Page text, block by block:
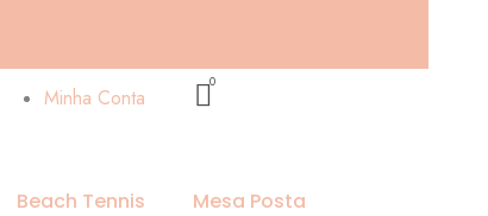
Minha Conta
Beach Tennis
Mesa Posta